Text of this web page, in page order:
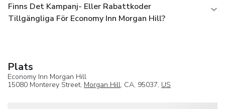
Finns Det Kampanj- Eller Rabattkoder
Tillgängliga För Economy Inn Morgan Hill?
Plats
Economy Inn Morgan Hill
15080 Monterey Street, Morgan Hill, CA, 95037, US